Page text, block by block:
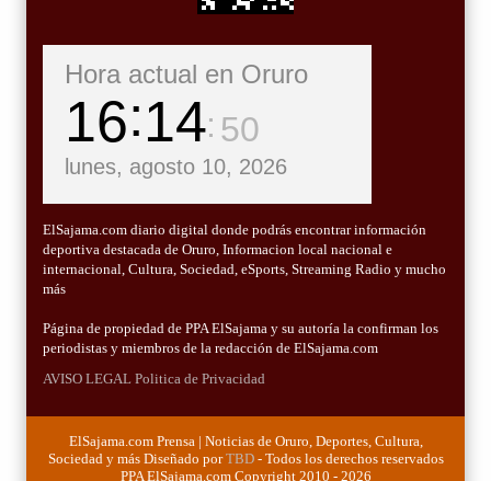
Hora actual en Oruro
16 14 52
lunes, agosto 10, 2026
ElSajama.com diario digital donde podrás encontrar información
deportiva destacada de Oruro, Informacion local nacional e
internacional, Cultura, Sociedad, eSports, Streaming Radio y mucho
más
Página de propiedad de PPA ElSajama y su autoría la confirman los
periodistas y miembros de la redacción de ElSajama.com
AVISO LEGAL Politica de Privacidad
ElSajama.com Prensa | Noticias de Oruro, Deportes, Cultura,
Sociedad y más Diseñado porTBD- Todos los derechos reservados
PPA ElSajama.com Copyright 2010 - 2026